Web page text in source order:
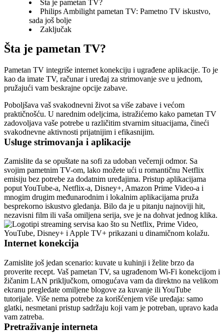
Šta je pametan TV?
Philips Ambilight pametan TV: Pametno TV iskustvo,
sada još bolje
Zaključak
Šta je pametan TV?
Pametan TV integriše internet konekciju i ugrađene aplikacije. To je
kao da imate TV, računar i uređaj za strimovanje sve u jednom,
pružajući vam beskrajne opcije zabave.
Poboljšava vaš svakodnevni život sa više zabave i većom
praktičnošću. U narednim odeljcima, istražićemo kako pametan TV
zadovoljava vaše potrebe u različitim stvarnim situacijama, čineći
svakodnevne aktivnosti prijatnijim i efikasnijim.
Usluge strimovanja i aplikacije
Zamislite da se opuštate na sofi za udoban večernji odmor. Sa
svojim pametnim TV-om, lako možete ući u romantičnu Netflix
emisiju bez potrebe za dodatnim uređajima. Pristup aplikacijama
poput YouTube-a, Netflix-a, Disney+, Amazon Prime Video-a i
mnogim drugim međunarodnim i lokalnim aplikacijama pruža
besprekorno iskustvo gledanja. Bilo da je u pitanju najnoviji hit,
nezavisni film ili vaša omiljena serija, sve je na dohvat jednog klika.
Internet konekcija
Zamislite još jedan scenario: kuvate u kuhinji i želite brzo da
proverite recept. Vaš pametan TV, sa ugrađenom Wi-Fi konekcijom i
žičanim LAN priključkom, omogućava vam da direktno na velikom
ekranu pregledate omiljene blogove za kuvanje ili YouTube
tutorijale. Više nema potrebe za korišćenjem više uređaja: samo
glatki, nesmetani pristup sadržaju koji vam je potreban, upravo kada
vam zatreba.
Pretraživanje interneta